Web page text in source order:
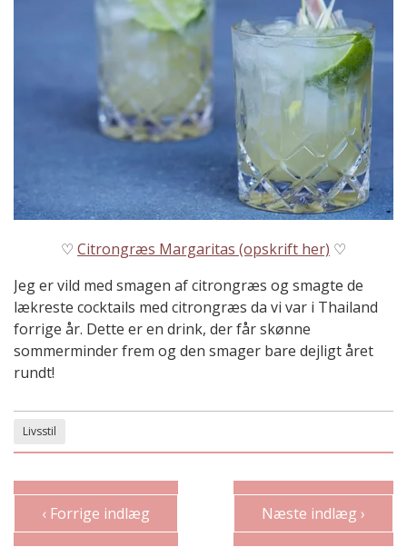
♡ Citrongræs Margaritas (opskrift her) ♡
Jeg er vild med smagen af citrongræs og smagte de
lækreste cocktails med citrongræs da vi var i Thailand
forrige år. Dette er en drink, der får skønne
sommerminder frem og den smager bare dejligt året
rundt!
Livsstil
‹ Forrige indlæg Næste indlæg ›